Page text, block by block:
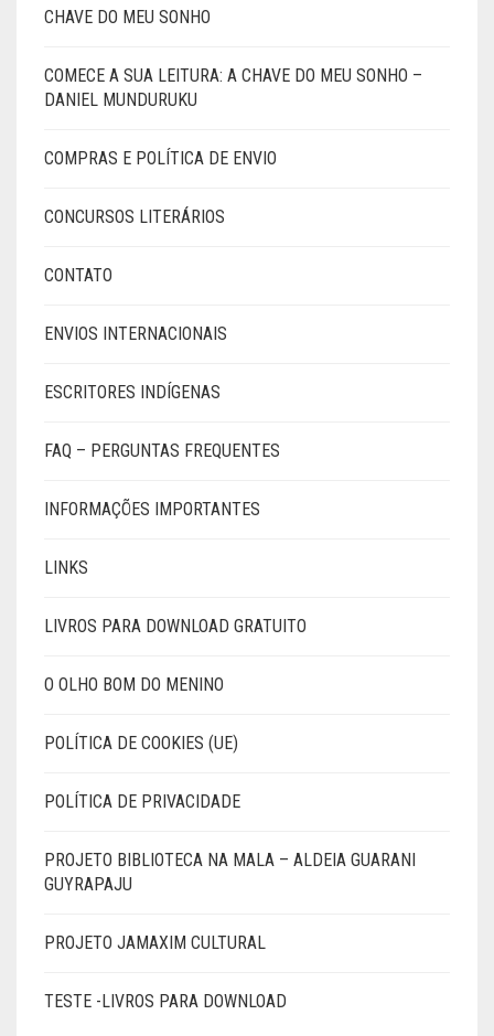
CHAVE DO MEU SONHO
COMECE A SUA LEITURA: A CHAVE DO MEU SONHO –
DANIEL MUNDURUKU
COMPRAS E POLÍTICA DE ENVIO
CONCURSOS LITERÁRIOS
CONTATO
ENVIOS INTERNACIONAIS
ESCRITORES INDÍGENAS
FAQ – PERGUNTAS FREQUENTES
INFORMAÇÕES IMPORTANTES
LINKS
LIVROS PARA DOWNLOAD GRATUITO
O OLHO BOM DO MENINO
POLÍTICA DE COOKIES (UE)
POLÍTICA DE PRIVACIDADE
PROJETO BIBLIOTECA NA MALA – ALDEIA GUARANI
GUYRAPAJU
PROJETO JAMAXIM CULTURAL
TESTE -LIVROS PARA DOWNLOAD